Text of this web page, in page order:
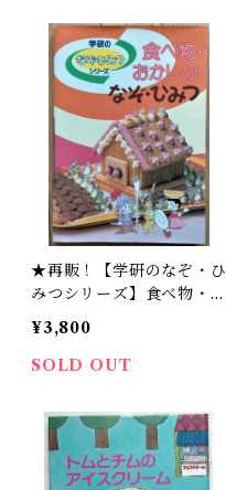
★再販！【学研のなぞ・ひ
みつシリーズ】食べ物・お
かしのなぞ・ひみつ
¥3,800
SOLD OUT